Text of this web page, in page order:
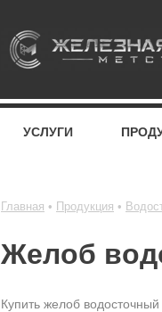
УСЛУГИ
Главная Продукция
Желоб
Купить желоб